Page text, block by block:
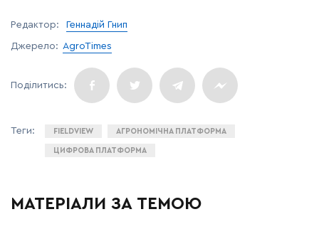
Редактор: Геннадій Гнип
Джерело: AgroTimes
FIELDVIEW АГРОНОМІЧНА ПЛАТФОРМА
ЦИФРОВА ПЛАТФОРМА
МАТЕРІАЛИ ЗА ТЕМОЮ